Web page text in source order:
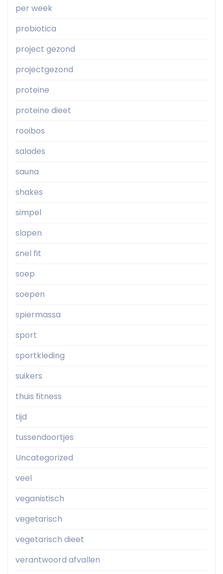
per week
probiotica
project gezond
projectgezond
proteine
proteine dieet
rooibos
salades
sauna
shakes
simpel
slapen
snel fit
soep
soepen
spiermassa
sport
sportkleding
suikers
thuis fitness
tijd
tussendoortjes
Uncategorized
veel
veganistisch
vegetarisch
vegetarisch dieet
verantwoord afvallen